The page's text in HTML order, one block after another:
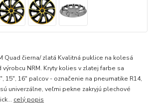
Quad čierna/ zlatá Kvalitná puklice na kolesá
NRM. Kryty kolies v zlatej farbe sa
15", 16" palcov - označenie na pneumatike R14,
univerzálne, veľmi pekne zakryjú plechové
celý popis